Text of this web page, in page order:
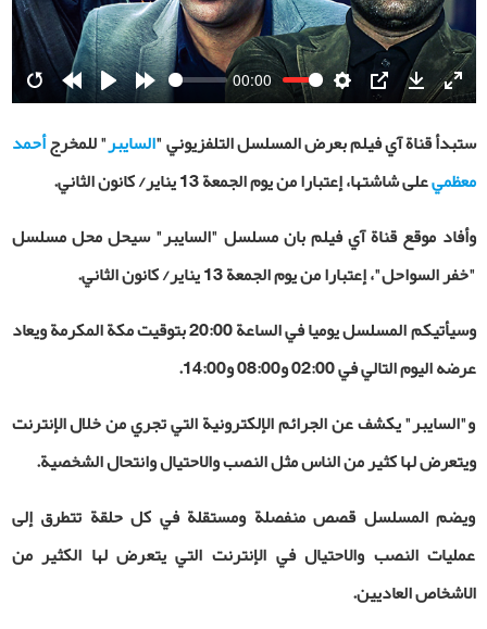
RestartRewindPlay Forward
00:00
SettingsPIP Download
ستبدأ قناة آي فيلم بعرض المسلسل التلفزيوني "السايبر" للمخرجأحمد
معظميعلى شاشتها، إعتبارا من يوم الجمعة 13 يناير/ كانون الثاني.
وأفاد موقع قناة آي فيلم بان مسلسل "السايبر" سيحل محل مسلسل
"خفر السواحل"، إعتبارا من يوم الجمعة 13 يناير/ كانون الثاني.
وسيأتيكم المسلسل يوميا في الساعة 20:00 بتوقيت مكة المكرمة ويعاد
عرضه اليوم التالي في 02:00 و08:00 و14:00.
و"السايبر" يكشف عن الجرائم الإلكترونية التي تجري من خلال الإنترنت
ويتعرض لها كثير من الناس مثل النصب والاحتيال وانتحال الشخصية.
ويضم المسلسل قصص منفصلة ومستقلة في كل حلقة تتطرق إلى
عمليات النصب والاحتيال في الإنترنت التي يتعرض لها الكثير من
الاشخاص العاديين.